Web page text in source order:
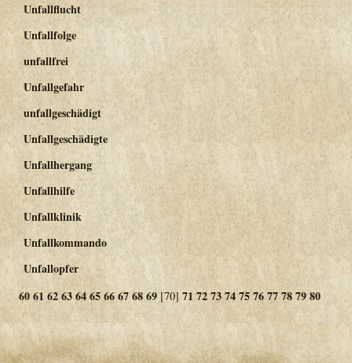
Unfallflucht
Unfallfolge
unfallfrei
Unfallgefahr
unfallgeschädigt
Unfallgeschädigte
Unfallhergang
Unfallhilfe
Unfallklinik
Unfallkommando
Unfallopfer
6061 6263646566676869 [70] 71 727374757677787980